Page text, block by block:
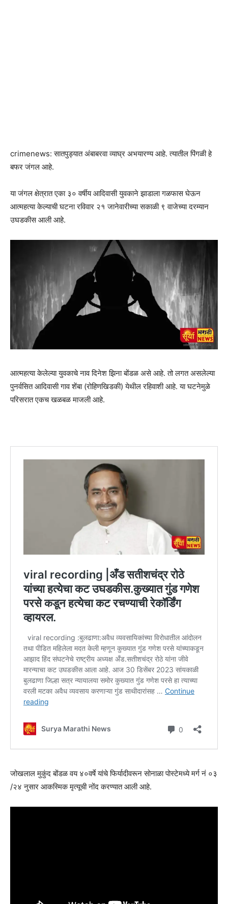
crimenews: सातपुड्यात अंबाबरवा व्याघ्र अभयारण्य आहे. त्यातील पिंगळी हे
बफर जंगल आहे.
या जंगल क्षेत्रात एका ३० वर्षीय आदिवासी युवकाने झाडाला गळफास घेऊन
आत्महत्या केल्याची घटना रविवार २१ जानेवारीच्या सकाळी ९ वाजेच्या दरम्यान
उघडकीस आली आहे.
आत्महत्या केलेल्या युवकाचे नाव दिनेश झिना बोंडळ असे आहे. तो लगत असलेल्या
पुनर्वसित आदिवासी गाव शेंबा (रोहिणखिडकी) येथील रहिवाशी आहे. या घटनेमुळे
परिसरात एकच खळबळ माजली आहे.
जोखलाल मुकुंद बोंडळ वय ४०वर्षे यांचे फिर्यादीवरून सोनाळा पोस्टेमध्ये मर्ग नं ०३
/२४ नुसार आकस्मिक मृत्यूची नोंद करण्यात आली आहे.